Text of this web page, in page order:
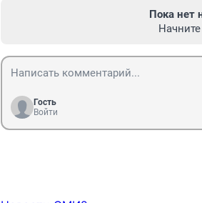
Пока нет
Гость
Войти